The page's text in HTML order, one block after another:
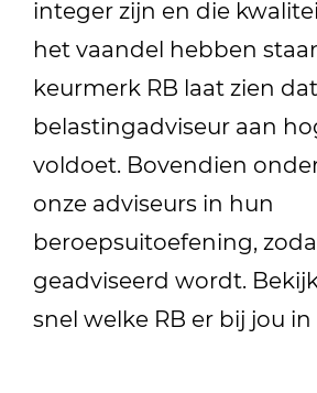
integer zijn en die
het vaandel hebben
keurmerk RB laat zien
belastingadviseur aan
voldoet. Bovendien
onze adviseurs in hun
beroepsuitoefening,
geadviseerd wordt.
snel welke RB er bij jou